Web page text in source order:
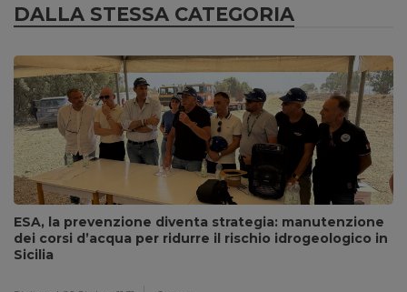
DALLA STESSA CATEGORIA
ESA, la prevenzione diventa strategia: manutenzione
dei corsi d’acqua per ridurre il rischio idrogeologico in
Sicilia